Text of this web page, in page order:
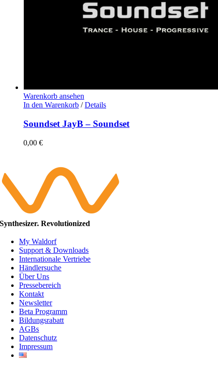
Warenkorb ansehen
In den Warenkorb / Details
Soundset JayB – Soundset
0,00 €
Synthesizer. Revolutionized
My Waldorf
Support & Downloads
Internationale Vertriebe
Händlersuche
Über Uns
Pressebereich
Kontakt
Newsletter
Beta Programm
Bildungsrabatt
AGBs
Datenschutz
Impressum